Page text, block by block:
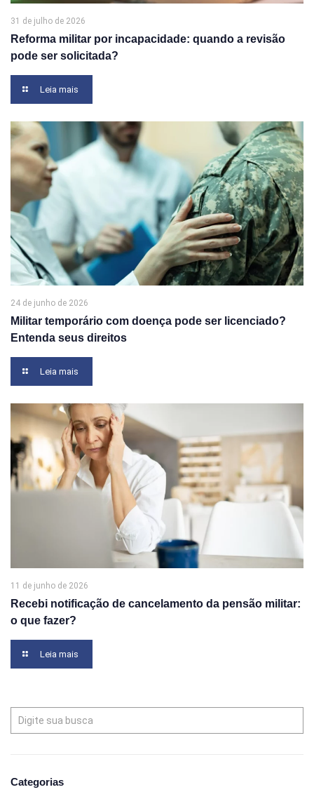
31 de julho de 2026
Reforma militar por incapacidade: quando a revisão
pode ser solicitada?
Leia mais
24 de junho de 2026
Militar temporário com doença pode ser licenciado?
Entenda seus direitos
Leia mais
11 de junho de 2026
Recebi notificação de cancelamento da pensão militar:
o que fazer?
Leia mais
Categorias